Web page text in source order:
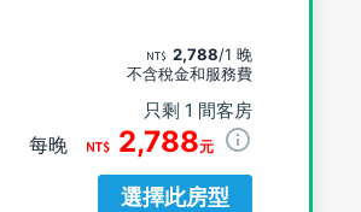
2,788/1 晚
不含稅金和服務費
只剩 1 間客房
每晚 2,788元
選擇此房型